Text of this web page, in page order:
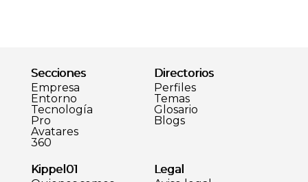
Secciones
Empresa
Entorno
Tecnología
Pro
Avatares
360
Directorios
Perfiles
Temas
Glosario
Blogs
Kippel01
Legal